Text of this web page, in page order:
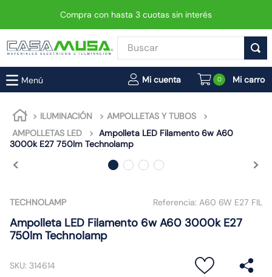
Compra con hasta 3 cuotas sin interés
Buscar
0
ILUMINACIÓN
AMPOLLETAS Y TUBOS
AMPOLLETAS LED
Ampolleta LED Filamento 6w A60
3000k E27 750lm Technolamp
TECHNOLAMP Referencia: A60 6W E27 FIL
Ampolleta LED Filamento 6w A60 3000k E27
750lm Technolamp
SKU: 314614
TÉRMINOS MÁS BUSCADOS
1.
interruptor
2.
enchufe
3.
luminaria vial led neo
matixgo
7.
foco led
proyector led